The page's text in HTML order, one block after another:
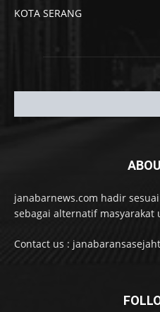
KOTA SERANG
janabarnews.com hadir
sebagai alternatif
Contact us :